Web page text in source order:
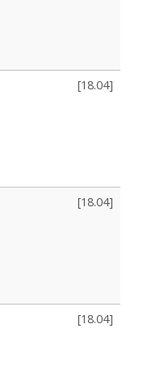
[18.04]
[18.04]
[18.04]